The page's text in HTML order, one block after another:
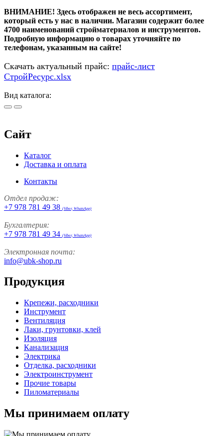
ВНИМАНИЕ! Здесь отображен не весь ассортимент,
который есть у нас в наличии. Магазин содержит более
4700 наименований стройматериалов и инструментов.
Подробную информацию о товарах уточняйте по
телефонам, указанным на сайте!
Скачать актуальный прайс: прайс-лист
СтройРесурс.xlsx
Вид каталога:
Сайт
Каталог
Доставка и оплата
Контакты
Отдел продаж:
+7 978 781 49 38 (Viber, WhatsApp)
Бухгалтерия:
+7 978 781 49 34 (Viber, WhatsApp)
Электронная почта:
info@ubk-shop.ru
Продукция
Крепежи, расходники
Инструмент
Вентиляция
Лаки, грунтовки, клей
Изоляция
Канализация
Электрика
Отделка, расходники
Электроинструмент
Прочие товары
Пиломатериалы
Мы принимаем оплату